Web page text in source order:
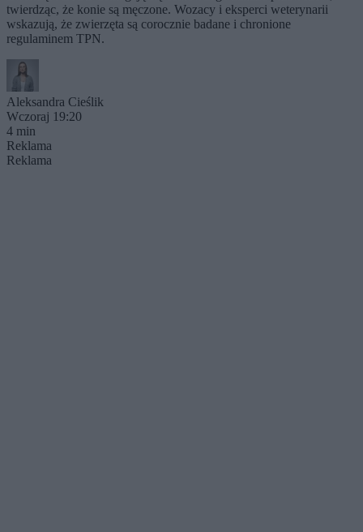
twierdząc, że konie są męczone. Wozacy i eksperci weterynarii
wskazują, że zwierzęta są corocznie badane i chronione
regulaminem TPN.
Aleksandra Cieślik
Wczoraj 19:20
4 min
Reklama
Reklama